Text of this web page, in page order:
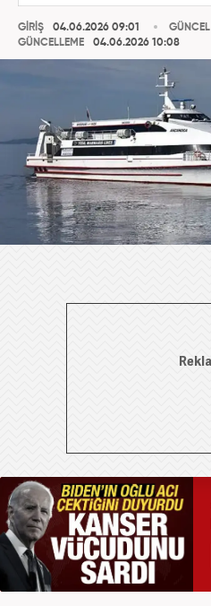
GİRİŞ
04.06.2026 09:01
GÜNCELLEME
04.06.2026 10:08
GÜNCEL